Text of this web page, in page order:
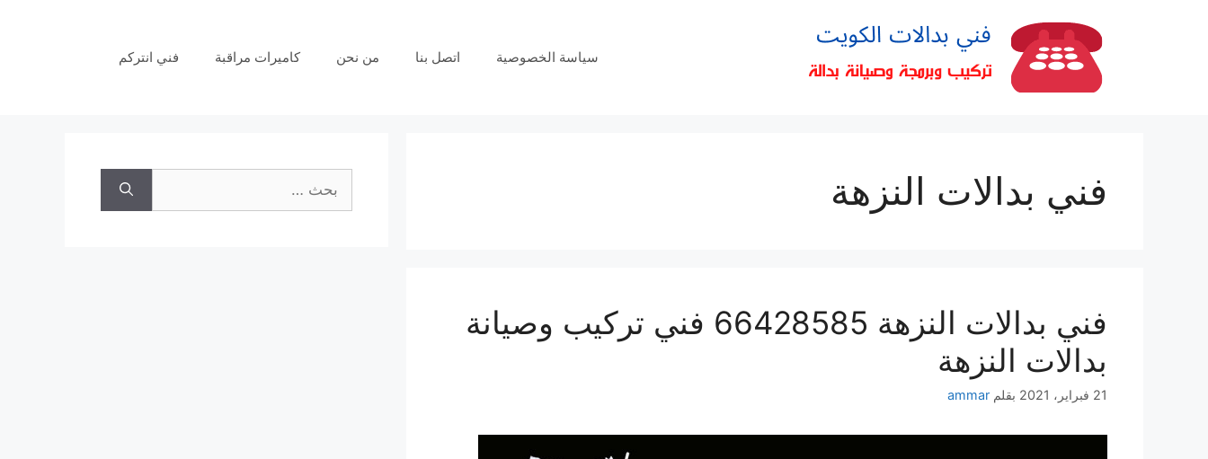
سياسة الخصوصية اتصل بنا من نحن كاميرات مراقبة فني انتركم
فني بدالات النزهة
فني بدالات النزهة 66428585 فني تركيب وصيانة
بدالات النزهة
21 فبراير، 2021 بقلم ammar